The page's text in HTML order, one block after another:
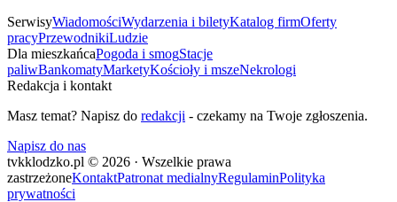
SerwisyWiadomościWydarzenia i biletyKatalog firmOferty
pracyPrzewodnikiLudzie
Dla mieszkańcaPogoda i smogStacje
paliwBankomatyMarketyKościoły i mszeNekrologi
Redakcja i kontakt
Masz temat? Napisz do redakcji - czekamy na Twoje zgłoszenia.
Napisz do nas
tvkklodzko.pl © 2026 · Wszelkie prawa
zastrzeżoneKontaktPatronat medialnyRegulaminPolityka
prywatności